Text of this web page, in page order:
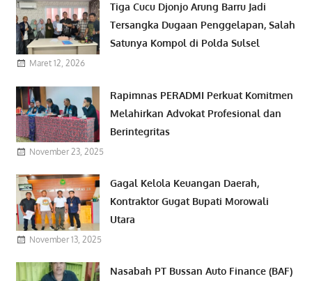
Tiga Cucu Djonjo Arung Barru Jadi
Tersangka Dugaan Penggelapan, Salah
Satunya Kompol di Polda Sulsel
Maret 12, 2026
Rapimnas PERADMI Perkuat Komitmen
Melahirkan Advokat Profesional dan
Berintegritas
November 23, 2025
Gagal Kelola Keuangan Daerah,
Kontraktor Gugat Bupati Morowali
Utara
November 13, 2025
Nasabah PT Bussan Auto Finance (BAF)